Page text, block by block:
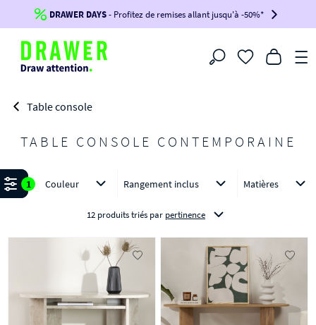
Jusqu'à-100€*sur votre commande !
BIKINI100
-voir conditions en bas de page-
DRAWER DAYS- Profitez de remises allant jusqu'à -50%*
Filtrer
Table console
TABLE CONSOLE CONTEMPORAINE
Affiner
1 Couleur Rangement inclus Matières
12 produits triés par pertinence